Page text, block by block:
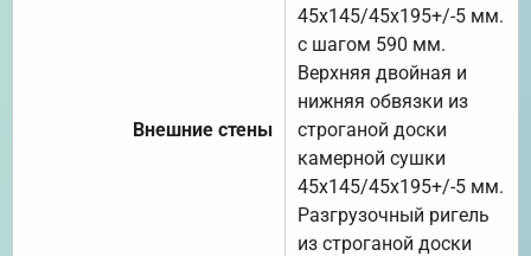
Внешние стены
45х145/45х195+/-5 мм.
с шагом 590 мм.
Верхняя двойная и
нижняя обвязки из
строганой доски
камерной сушки
45х145/45х195+/-5 мм.
Разгрузочный ригель
из строганой доски